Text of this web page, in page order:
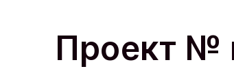
Проект №